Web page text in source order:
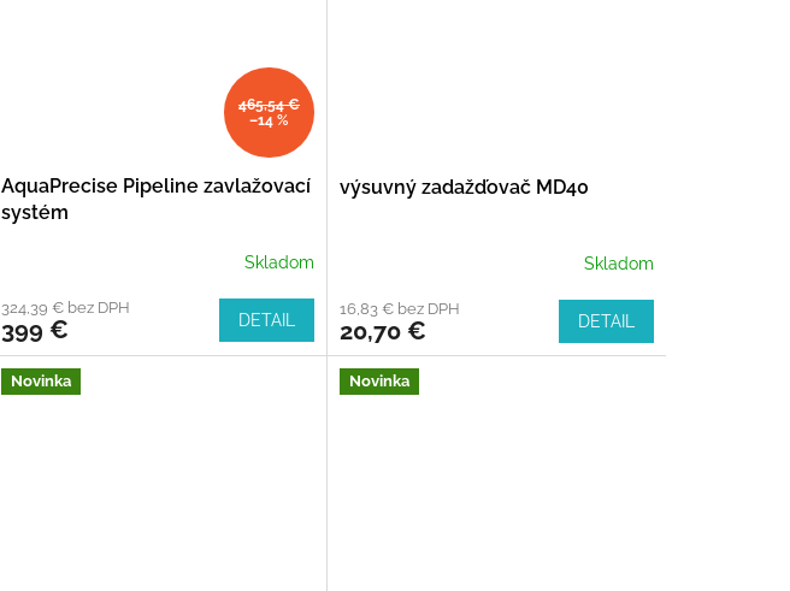
465,54 €
–14 %
AquaPrecise Pipeline zavlažovací
systém
Skladom
324,39 € bez DPH
399 € DETAIL
výsuvný zadažďovač MD40
Skladom
16,83 € bez DPH
20,70 € DETAIL
Novinka Novinka